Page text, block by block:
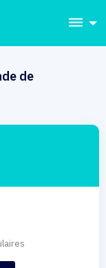
dehaze
de